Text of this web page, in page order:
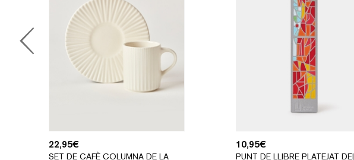
22,95€
SET DE CAFÈ COLUMNA DE LA
10,95€
PUNT DE LLIBRE PLATEJAT DEL